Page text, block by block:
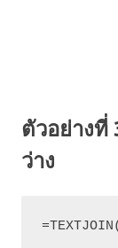
ตัวอย่างที่
ว่าง